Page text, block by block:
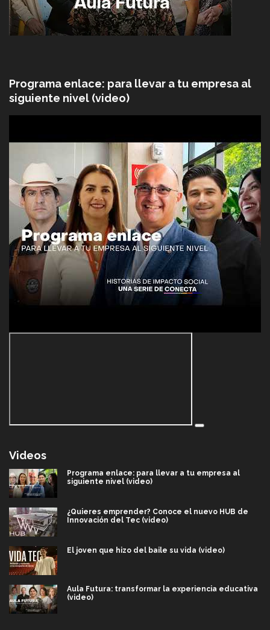
Programa enlace: para llevar a tu empresa al
siguiente nivel (video)
Videos
Programa enlace: para llevar a tu empresa al
siguiente nivel (video)
¿Quieres emprender? Conoce el nuevo HUB de
Innovación del Tec (video)
El joven que hizo del baile su vida (video)
Aula Futura: transformar la experiencia educativa
(video)